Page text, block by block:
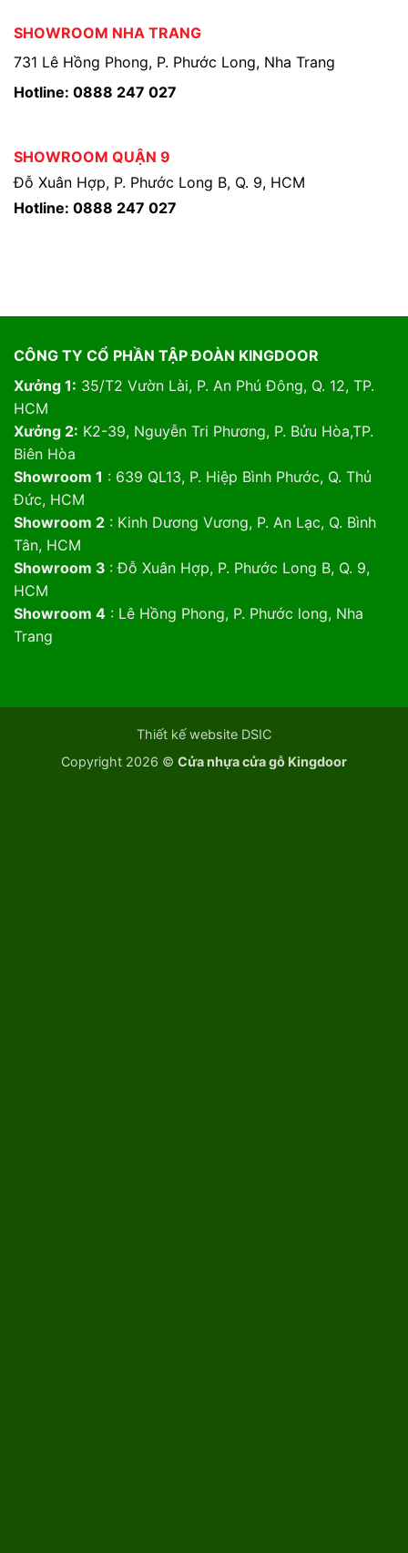
SHOWROOM NHA TRANG
731 Lê Hồng Phong, P. Phước Long, Nha Trang
Hotline: 0888 247 027
SHOWROOM QUẬN 9
Đỗ Xuân Hợp, P. Phước Long B, Q. 9, HCM
Hotline: 0888 247 027
CÔNG TY CỔ PHẦN TẬP ĐOÀN KINGDOOR
Xưởng 1: 35/T2 Vườn Lài, P. An Phú Đông, Q. 12, TP.
HCM
Xưởng 2: K2-39, Nguyễn Tri Phương, P. Bửu Hòa,TP.
Biên Hòa
Showroom 1 : 639 QL13, P. Hiệp Bình Phước, Q. Thủ
Đức, HCM
Showroom 2: Kinh Dương Vương, P. An Lạc, Q. Bình
Tân, HCM
Showroom 3 : Đỗ Xuân Hợp, P. Phước Long B, Q. 9,
HCM
Showroom 4: Lê Hồng Phong, P. Phước long, Nha
Trang
Thiết kế website DSIC
Copyright 2026 © Cửa nhựa cửa gỗ Kingdoor